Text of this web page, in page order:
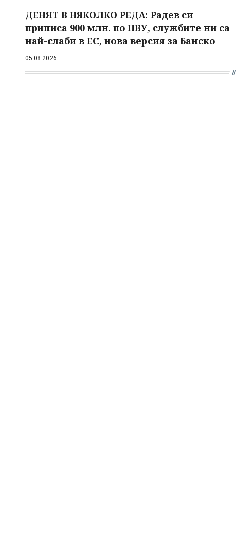
ДЕНЯТ В НЯКОЛКО РЕДА: Радев си
приписа 900 млн. по ПВУ, службите ни са
най-слаби в ЕС, нова версия за Банско
05.08.2026